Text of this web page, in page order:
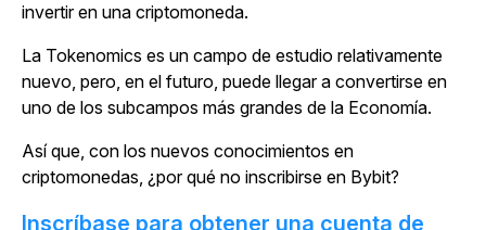
invertir en una criptomoneda.
La Tokenomics es un campo de estudio relativamente
nuevo, pero, en el futuro, puede llegar a convertirse en
uno de los subcampos más grandes de la Economía.
Así que, con los nuevos conocimientos en
criptomonedas, ¿por qué no inscribirse en Bybit?
Inscríbase para obtener una cuenta de